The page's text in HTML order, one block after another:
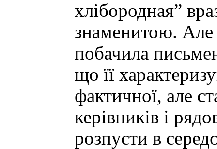
хлібородная”
знаменитою. Але
побачила
що її
фактичної, але
керівників і
розпусти в